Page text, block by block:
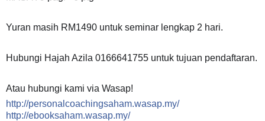
Yuran masih RM1490 untuk seminar lengkap 2 hari.
Hubungi Hajah Azila 0166641755 untuk tujuan pendaftaran.
Atau hubungi kami via Wasap!
http://personalcoachingsaham.wasap.my/
http://ebooksaham.wasap.my/